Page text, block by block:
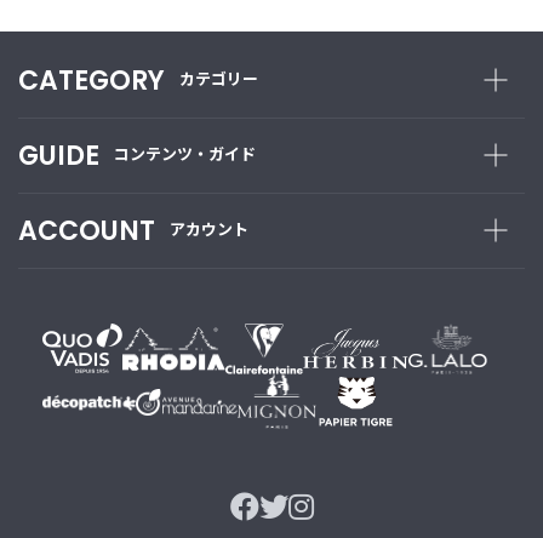
CATEGORY カテゴリー
GUIDE コンテンツ・ガイド
ACCOUNT アカウント